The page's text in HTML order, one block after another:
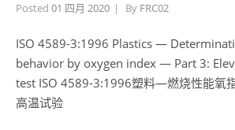
Posted 01 四月 2020 By FRC02
ISO 4589-3:1996 Plastics —
behavior by oxygen index — Part 3:
test ISO 4589-3:1996塑料—燃烧性能氧
高温试验